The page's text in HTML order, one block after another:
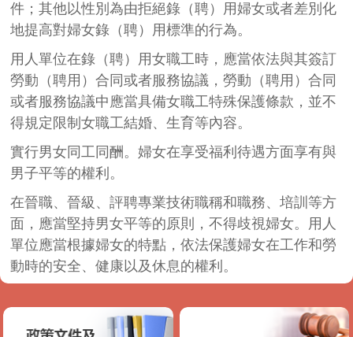
件；其他以性別為由拒絕錄（聘）用婦女或者差別化
地提高對婦女錄（聘）用標準的行為。
用人單位在錄（聘）用女職工時，應當依法與其簽訂
勞動（聘用）合同或者服務協議，勞動（聘用）合同
或者服務協議中應當具備女職工特殊保護條款，並不
得規定限制女職工結婚、生育等內容。
實行男女同工同酬。婦女在享受福利待遇方面享有與
男子平等的權利。
在晉職、晉級、評聘專業技術職稱和職務、培訓等方
面，應當堅持男女平等的原則，不得歧視婦女。用人
單位應當根據婦女的特點，依法保護婦女在工作和勞
動時的安全、健康以及休息的權利。
在勞動場所，用人單位應當預防和制止對女職工的性